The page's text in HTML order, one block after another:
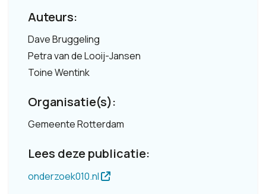
Auteurs:
Dave Bruggeling
Petra van de Looij-Jansen
Toine Wentink
Organisatie(s):
Gemeente Rotterdam
Lees deze publicatie:
onderzoek010.nl